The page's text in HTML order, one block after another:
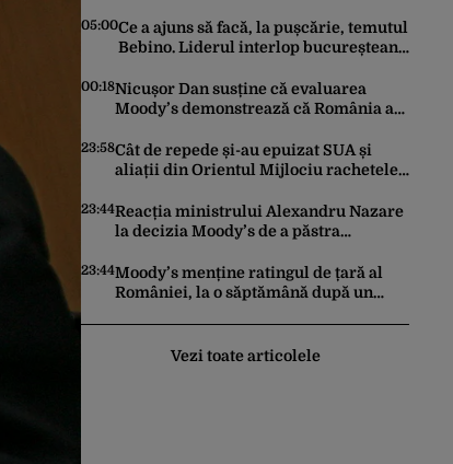
05:00Ce a ajuns să facă, la pușcărie, temutul
Bebino. Liderul interlop bucureștean,
00:18Nicușor Dan susține că evaluarea
Moody’s demonstrează că România a
încrederea investitorilor: „Totuși,
perspectiva rămâne rezervată”
23:58Cât de repede și-au epuizat SUA și
aliații din Orientul Mijlociu rachetele
23:44Reacția ministrului Alexandru Nazare
la decizia Moody’s de a păstra
„Este un răgaz, dar în niciun caz un
motiv de relaxare”
23:44Moody’s menține ratingul de țară al
României, la o săptămână după un
principala vulnerabilitate din raport
Vezi toate articolele